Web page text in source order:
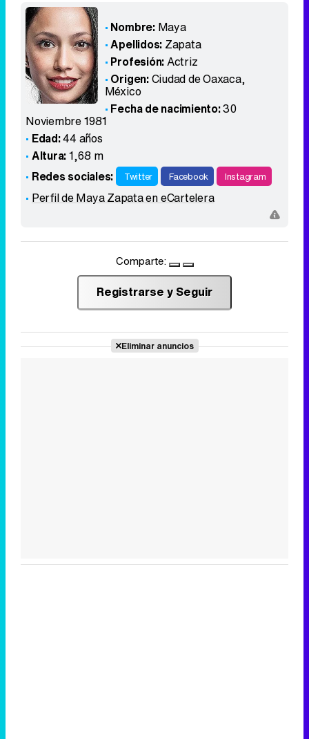
Nombre: Maya
Apellidos: Zapata
Profesión:Actriz
Origen:Ciudad de Oaxaca,
México
Fecha de nacimiento:30
Noviembre 1981
Edad:44 años
Altura:1,68 m
Redes sociales:
Twitter Facebook Instagram
Perfil de Maya Zapata en eCartelera
Comparte:
Registrarse y Seguir
Eliminar anuncios